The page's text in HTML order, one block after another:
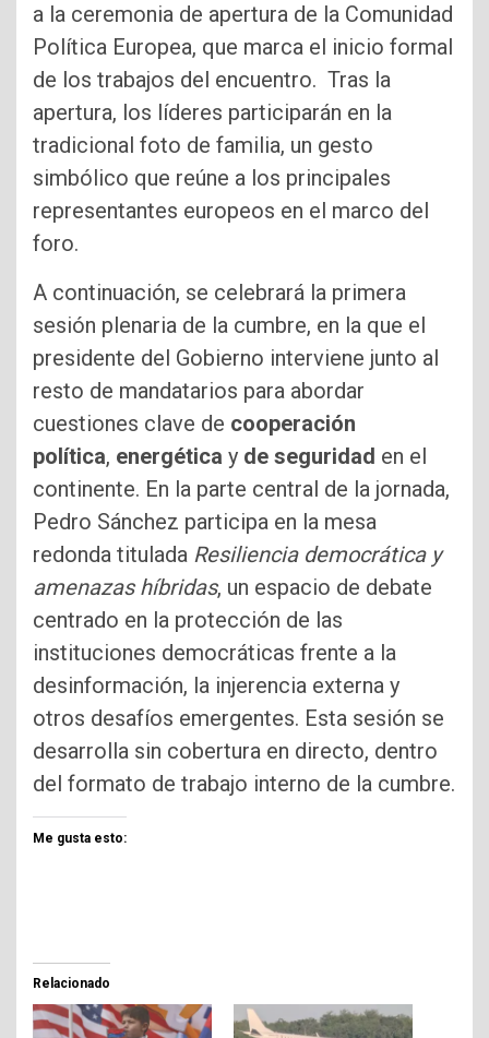
a la ceremonia de apertura de la Comunidad
Política Europea, que marca el inicio formal
de los trabajos del encuentro. Tras la
apertura, los líderes participarán en la
tradicional foto de familia, un gesto
simbólico que reúne a los principales
representantes europeos en el marco del
foro.
A continuación, se celebrará la primera
sesión plenaria de la cumbre, en la que el
presidente del Gobierno interviene junto al
resto de mandatarios para abordar
cuestiones clave de cooperación
política, energética y de seguridad en el
continente. En la parte central de la jornada,
Pedro Sánchez participa en la mesa
redonda titulada Resiliencia democrática y
amenazas híbridas, un espacio de debate
centrado en la protección de las
instituciones democráticas frente a la
desinformación, la injerencia externa y
otros desafíos emergentes. Esta sesión se
desarrolla sin cobertura en directo, dentro
del formato de trabajo interno de la cumbre.
Me gusta esto:
Relacionado